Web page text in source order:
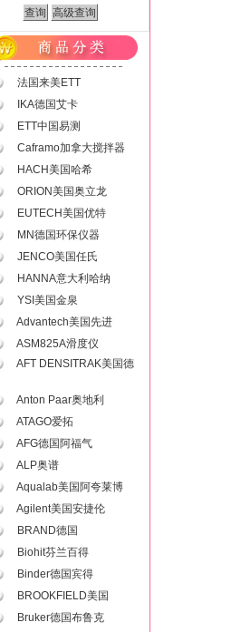
法国来美ETT
IKA德国艾卡
ETT中国易测
Caframo加拿大搅拌器
HACH美国哈希
ORION美国奥立龙
EUTECH美国优特
MN德国环保仪器
JENCO美国任氏
HANNA意大利哈纳
YSI美国金泉
Advantech美国先进
ASM825A滑度仪
AFT DENSITRAK美国德
Anton Paar奥地利
ATAGO爱拓
AFG德国阿福气
ALP奥谱
Aqualab美国阿夸莱博
Agilent美国安捷伦
BRAND德国
Biohit芬兰百得
Binder德国宾得
BROOKFIELD美国
Bruker德国布鲁克